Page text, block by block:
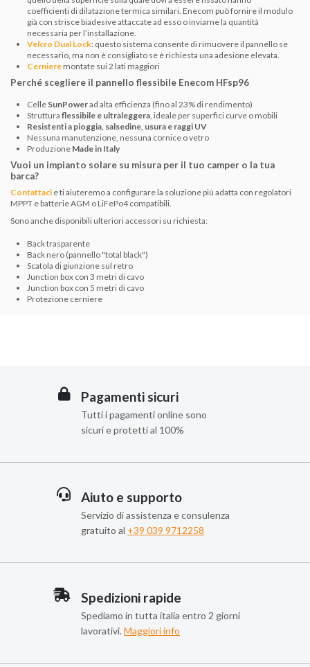
coefficienti di dilatazione termica similari. Enecom può fornire il modulo
già con strisce biadesive attaccate ad esso o inviarne la quantità
necessaria per l’installazione.
Velcro Dual Lock: questo sistema consente di rimuovere il pannello se
necessario, ma non è consigliato se è richiesta una adesione elevata.
Cerniere montate sui 2 lati maggiori
Perché scegliere il pannello flessibile Enecom HFsp96
Celle SunPowerad alta efficienza (fino al 23% di rendimento)
Struttura flessibile e ultraleggera , ideale per superfici curve o mobili
Resistenti a pioggia, salsedine, usura e raggi UV
Nessuna manutenzione, nessuna cornice o vetro
Produzione Made in Italy
Vuoi un impianto solare su misura per il tuo camper o la tua
barca?
Contattaci e ti aiuteremo a configurare la soluzione più adatta con regolatori
MPPT e batterie AGM o LiFePo4 compatibili.
Sono anche disponibili ulteriori accessori su richiesta:
Back trasparente
Back nero (pannello "total black")
Scatola di giunzione sul retro
Junction box con 3 metri di cavo
Junction box con 5 metri di cavo
Protezione cerniere
Pagamenti sicuri
Tutti i pagamenti online sono
sicuri e protetti al 100%
Aiuto e supporto
Servizio di assistenza e consulenza
gratuito al +39 039 9712258
Spedizioni rapide
Spediamo in tutta italia entro 2 giorni
lavorativi. Maggiori info